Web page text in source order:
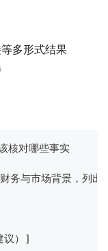
多形式结果
核对哪些事实
务与市场背景，列
议）]